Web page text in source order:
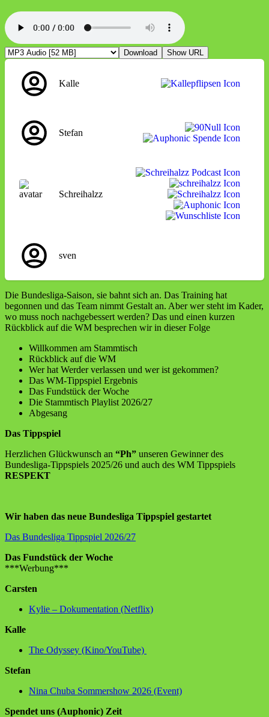
Download Show URL
Kalle
Stefan
Schreihalzz
sven
Die Bundesliga-Saison, sie bahnt sich an. Das Training hat
begonnen und das Team nimmt Gestalt an. Aber wer steht im Kader,
wo muss noch nachgebessert werden? Das und einen kurzen
Rückblick auf die WM besprechen wir in dieser Folge
Willkommen am Stammtisch
Rückblick auf die WM
Wer hat Werder verlassen und wer ist gekommen?
Das WM-Tippspiel Ergebnis
Das Fundstück der Woche
Die Stammtisch Playlist 2026/27
Abgesang
Das Tippspiel
Herzlichen Glückwunsch an “Ph” unseren Gewinner des
Bundesliga-Tippspiels 2025/26 und auch des WM Tippspiels
RESPEKT
Wir haben das neue Bundesliga Tippspiel gestartet
Das Bundesliga Tippspiel 2026/27
Das Fundstück der Woche
***Werbung***
Carsten
Kylie – Dokumentation (Netflix)
Kalle
The Odyssey (Kino/YouTube)
Stefan
Nina Chuba Sommershow 2026 (Event)
Spendet uns (Auphonic) Zeit